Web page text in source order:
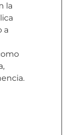
la
a